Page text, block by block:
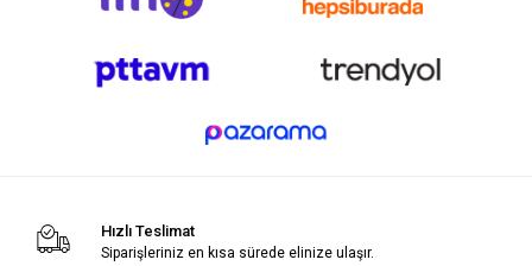
Hızlı Teslimat
Siparişleriniz en kısa sürede elinize ulaşır.